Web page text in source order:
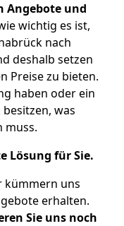
Angebote und
wichtig es ist,
nach
deshalb setzen
Preise zu bieten.
haben oder ein
was
muss.
Lösung für Sie.
kümmern uns
erhalten.
Sie uns noch